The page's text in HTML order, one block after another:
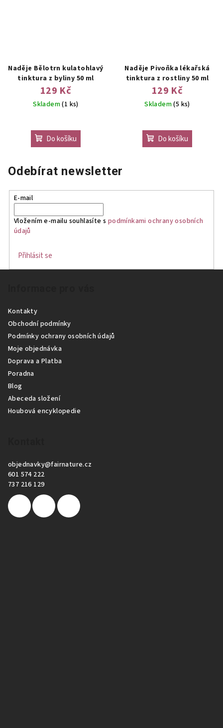
Naděje Bělotrn kulatohlavý
tinktura z byliny 50 ml
129 Kč
Skladem(1 ks)
Do košíku
Naděje Pivoňka lékařská
tinktura z rostliny 50 ml
129 Kč
Skladem(5 ks)
Do košíku
Odebírat newsletter
E-mail
Vložením e-mailu souhlasíte s podmínkami ochrany osobních
údajů
Přihlásit se
Kontakty
Obchodní podmínky
Podmínky ochrany osobních údajů
Moje objednávka
Doprava a Platba
Poradna
Blog
Abeceda složení
Houbová encyklopedie
objednavky@fairnature.cz
601 574 222
737 216 129